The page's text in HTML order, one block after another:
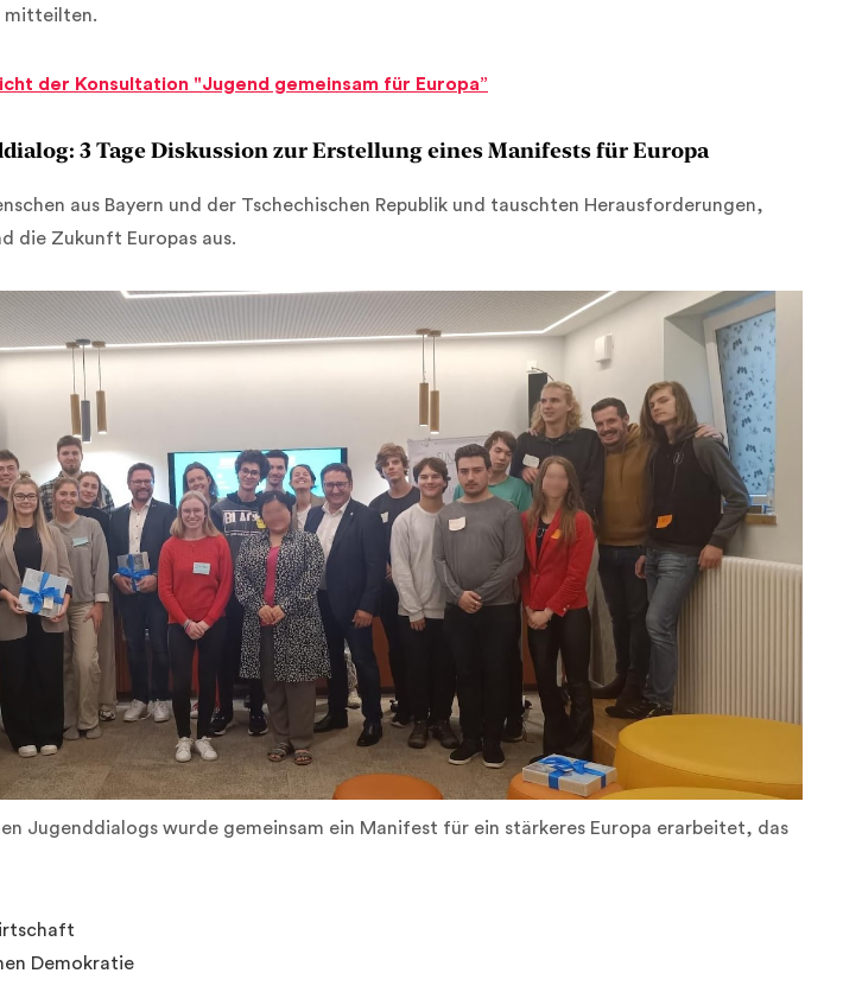
mitteilten.
der Konsultation "Jugend gemeinsam für Europa”
3 Tage Diskussion zur Erstellung eines Manifests für Europa
aus Bayern und der Tschechischen Republik und tauschten Herausforderungen,
die Zukunft Europas aus.
Jugenddialogs wurde gemeinsam ein Manifest für ein stärkeres Europa erarbeitet, das
Demokratie